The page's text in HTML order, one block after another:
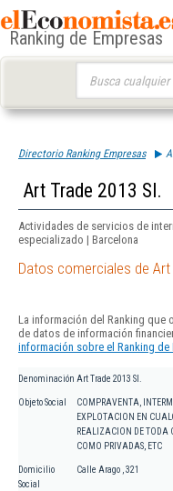
Ranking de Empresas
Directorio Ranking Empresas
Art Trade 2013 Sl.
Actividades de servicios de
especializado | Barcelona
Datos comerciales de Art
La información del Ranking que
de datos de información
información sobre el Ranking de
Denominación Art Trade 2013 Sl.
Objeto Social
COMPRAVENTA,
EXPLOTACION EN
REALIZACION DE TODA
COMO PRIVADAS, ETC
Domicilio
Social
Calle Arago , 321